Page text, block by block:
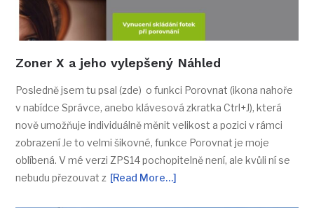
Zoner X a jeho vylepšený Náhled
Posledně jsem tu psal (zde) o funkci Porovnat (ikona nahoře
v nabídce Správce, anebo klávesová zkratka Ctrl+J), která
nově umožňuje individuálně měnit velikost a pozici v rámci
zobrazení Je to velmi šikovné, funkce Porovnat je moje
oblíbená. V mé verzi ZPS14 pochopitelně není, ale kvůli ní se
nebudu přezouvat z [Read More…]